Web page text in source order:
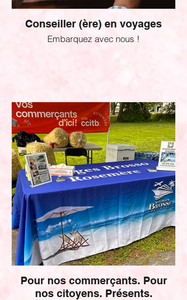
Conseiller (ère) en voyages
Embarquez avec nous !
Pour nos commerçants. Pour
nos citoyens. Présents.